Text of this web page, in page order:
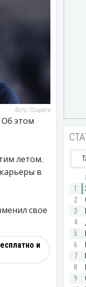
Фото: Соцсети
этом
летом.
в
свое
и